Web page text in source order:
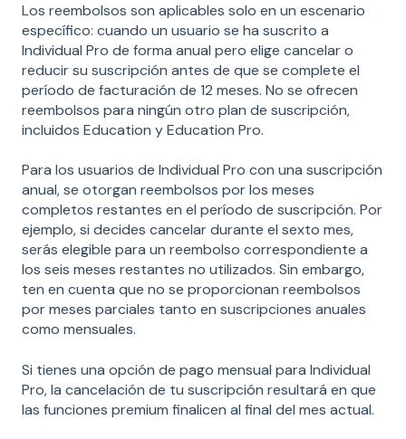
Los reembolsos son aplicables solo en un escenario
específico: cuando un usuario se ha suscrito a
Individual Pro de forma anual pero elige cancelar o
reducir su suscripción antes de que se complete el
período de facturación de 12 meses. No se ofrecen
reembolsos para ningún otro plan de suscripción,
incluidos Education y Education Pro.
Para los usuarios de Individual Pro con una suscripción
anual, se otorgan reembolsos por los meses
completos restantes en el período de suscripción. Por
ejemplo, si decides cancelar durante el sexto mes,
serás elegible para un reembolso correspondiente a
los seis meses restantes no utilizados. Sin embargo,
ten en cuenta que no se proporcionan reembolsos
por meses parciales tanto en suscripciones anuales
como mensuales.
Si tienes una opción de pago mensual para Individual
Pro, la cancelación de tu suscripción resultará en que
las funciones premium finalicen al final del mes actual.